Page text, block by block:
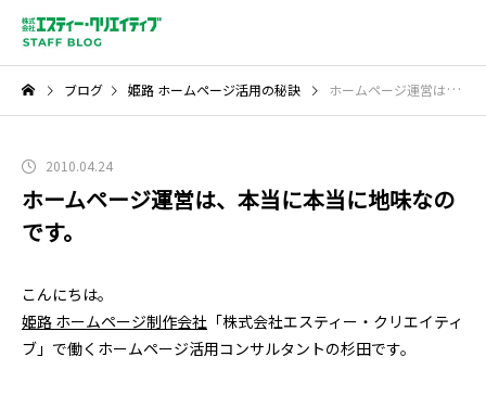
ブログ 姫路 ホームページ活用の秘訣 ホームページ運営は、本当に本当に地味なのです。
2010.04.24
ホームページ運営は、本当に本当に地味なの
です。
こんにちは。
姫路 ホームページ制作会社 「株式会社エスティー・クリエイティ
ブ」で働くホームページ活用コンサルタントの杉田です。